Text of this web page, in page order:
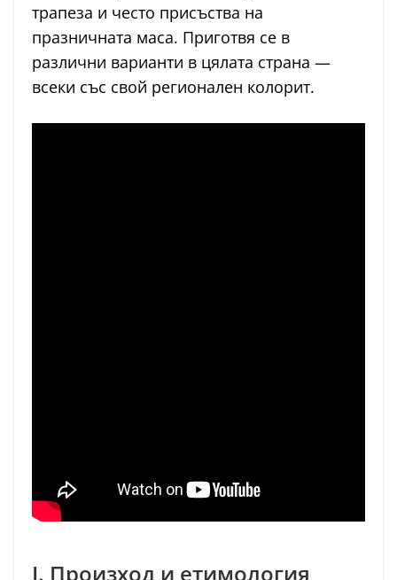
трапеза и често присъства на
празничната маса. Приготвя се в
различни варианти в цялата страна —
всеки със свой регионален колорит.
I. Произход и етимология